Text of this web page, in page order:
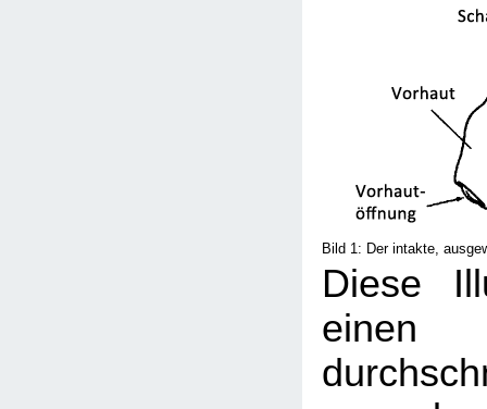
Bild 1: Der intakte,
Diese
einen